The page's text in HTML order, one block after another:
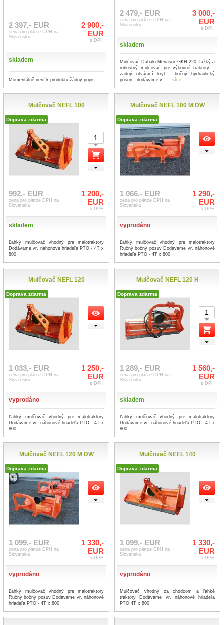
2 397,- EUR
cena pro plátce DPH na
Slovensku
2 900,-
EUR
s DPH
skladem
Momentálně není k produktu žádný popis.
2 479,- EUR
cena pro plátce DPH na
Slovensku
3 000,-
EUR
s DPH
skladem
Mulčovač Dabaki Menasor GKH 220 Ťažký a
robustný mulčovač pre výkonné traktory. -
zadný otvárací kryt - bočný hydraulický
posun - dodávame v... ...více
Mulčovač NEFL 100
Doprava zdarma
992,- EUR
cena pro plátce DPH na
Slovensku
1 200,-
EUR
s DPH
skladem
Ľahký mulčovač vhodný pre malotraktory
Dodávame vr. náhonové hriadeľa PTO - 4T x
800
Mulčovač NEFL 100 M DW
Doprava zdarma
1 066,- EUR
cena pro plátce DPH na
Slovensku
1 290,-
EUR
s DPH
vyprodáno
Ľahký mulčovač vhodný pre malotraktory
Ručný bočný posuv Dodávame vr. náhonové
hriadeľa PTO - 4T x 800
Mulčovač NEFL 120
Doprava zdarma
1 033,- EUR
cena pro plátce DPH na
Slovensku
1 250,-
EUR
s DPH
vyprodáno
Ľahký mulčovač vhodný pre malotraktory
Dodávame vr. náhonové hriadeľa PTO - 4T x
800
Mulčovač NEFL 120 H
Doprava zdarma
1 289,- EUR
cena pro plátce DPH na
Slovensku
1 560,-
EUR
s DPH
skladem
Ľahký mulčovač vhodný pre malotraktory
Dodávame vr. náhonové hriadeľa PTO - 4T x
800
Mulčovač NEFL 120 M DW
Doprava zdarma
1 099,- EUR
cena pro plátce DPH na
Slovensku
1 330,-
EUR
s DPH
vyprodáno
Ľahký mulčovač vhodný pre malotraktory
Ručný bočný posuv Dodávame vr. náhonové
hriadeľa PTO - 4T x 800
Mulčovač NEFL 140
Doprava zdarma
1 099,- EUR
cena pro plátce DPH na
Slovensku
1 330,-
EUR
s DPH
vyprodáno
Mulčovač vhodný za chodcom a ľahké
traktory Dodávame vr. náhonové hriadeľa
PTO 4T x 800